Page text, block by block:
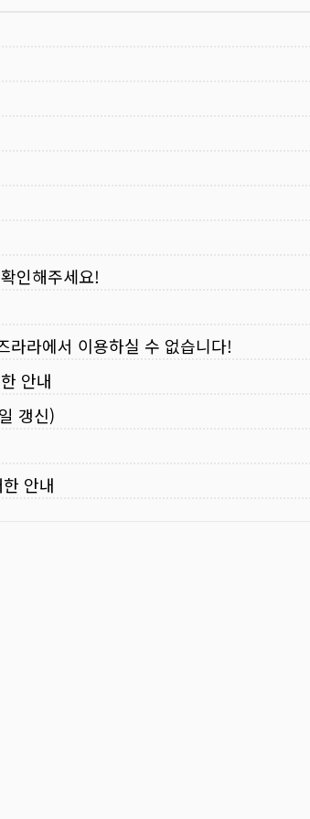
인해주세요!
라라에서 이용하실 수 없습니다!
안내
갱신)
안내